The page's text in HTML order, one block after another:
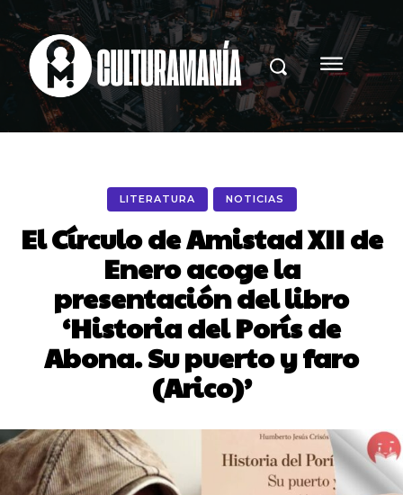
LITERATURA NOTICIAS
El Círculo de Amistad XII de
Enero acoge la
presentación del libro
‘Historia del Porís de
Abona. Su puerto y faro
(Arico)’